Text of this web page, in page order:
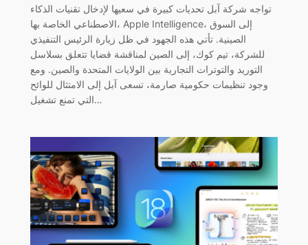
تواجه شركة آبل تحديات كبيرة في سعيها لإدخال تقنيات الذكاء
الاصطناعي الخاصة بها، Apple Intelligence، إلى السوق
الصينية. تأتي هذه الجهود في ظل زيارة الرئيس التنفيذي
للشركة، تيم كوك، إلى الصين لمناقشة قضايا تتعلق بسلاسل
التوريد والتوترات التجارية بين الولايات المتحدة والصين. ومع
وجود تنظيمات حكومية صارمة، تسعى آبل إلى الامتثال للوائح
التي تمنع تشغيل…